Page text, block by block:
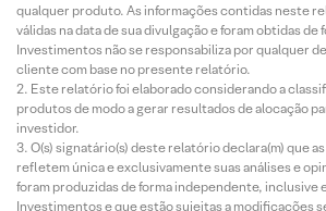
qualquer produto. As informações contidas neste
válidas na data de sua divulgação e foram obtidas de
Investimentos não se responsabiliza por qualquer
cliente com base no presente relatório.
Este relatório foi elaborado considerando a
produtos de modo a gerar resultados de alocação
investidor.
O(s) signatário(s) deste relatório declara(m) que
refletem única e exclusivamente suas análises e
foram produzidas de forma independente, inclusive
Investimentos e que estão sujeitas a modificações